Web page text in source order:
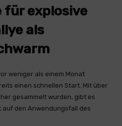
explosive
als
weniger als einem Monat
einen schnellen Start. Mit über
gesammelt wurden, gibt es
den Anwendungsfall des